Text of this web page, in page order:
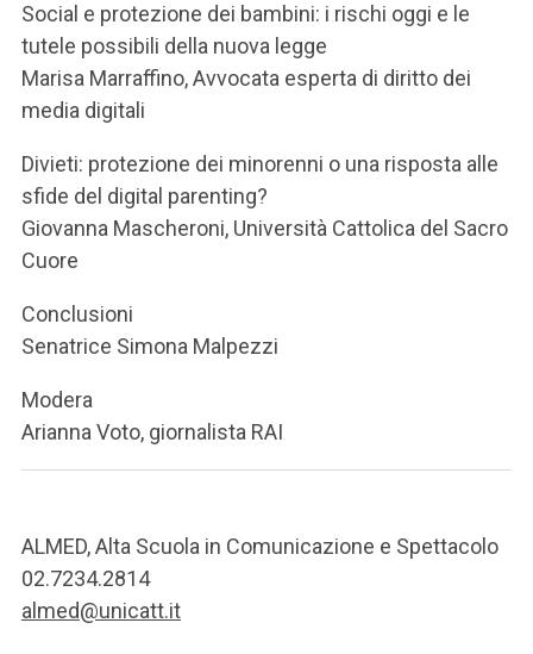
Social e protezione dei bambini: i rischi oggi e le
tutele possibili della nuova legge
Marisa Marraffino, Avvocata esperta di diritto dei
media digitali
Divieti: protezione dei minorenni o una risposta alle
sfide del digital parenting?
Giovanna Mascheroni, Università Cattolica del Sacro
Cuore
Conclusioni
Senatrice Simona Malpezzi
Modera
Arianna Voto, giornalista RAI
ALMED, Alta Scuola in Comunicazione e Spettacolo
02.7234.2814
almed@unicatt.it